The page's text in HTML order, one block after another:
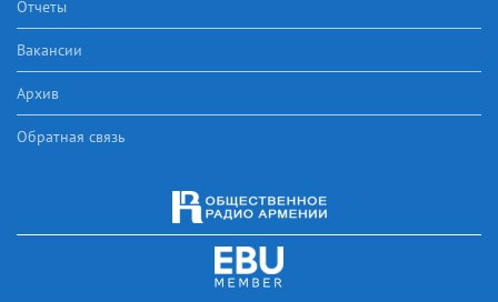
Отчеты
Вакансии
Архив
Обратная связь